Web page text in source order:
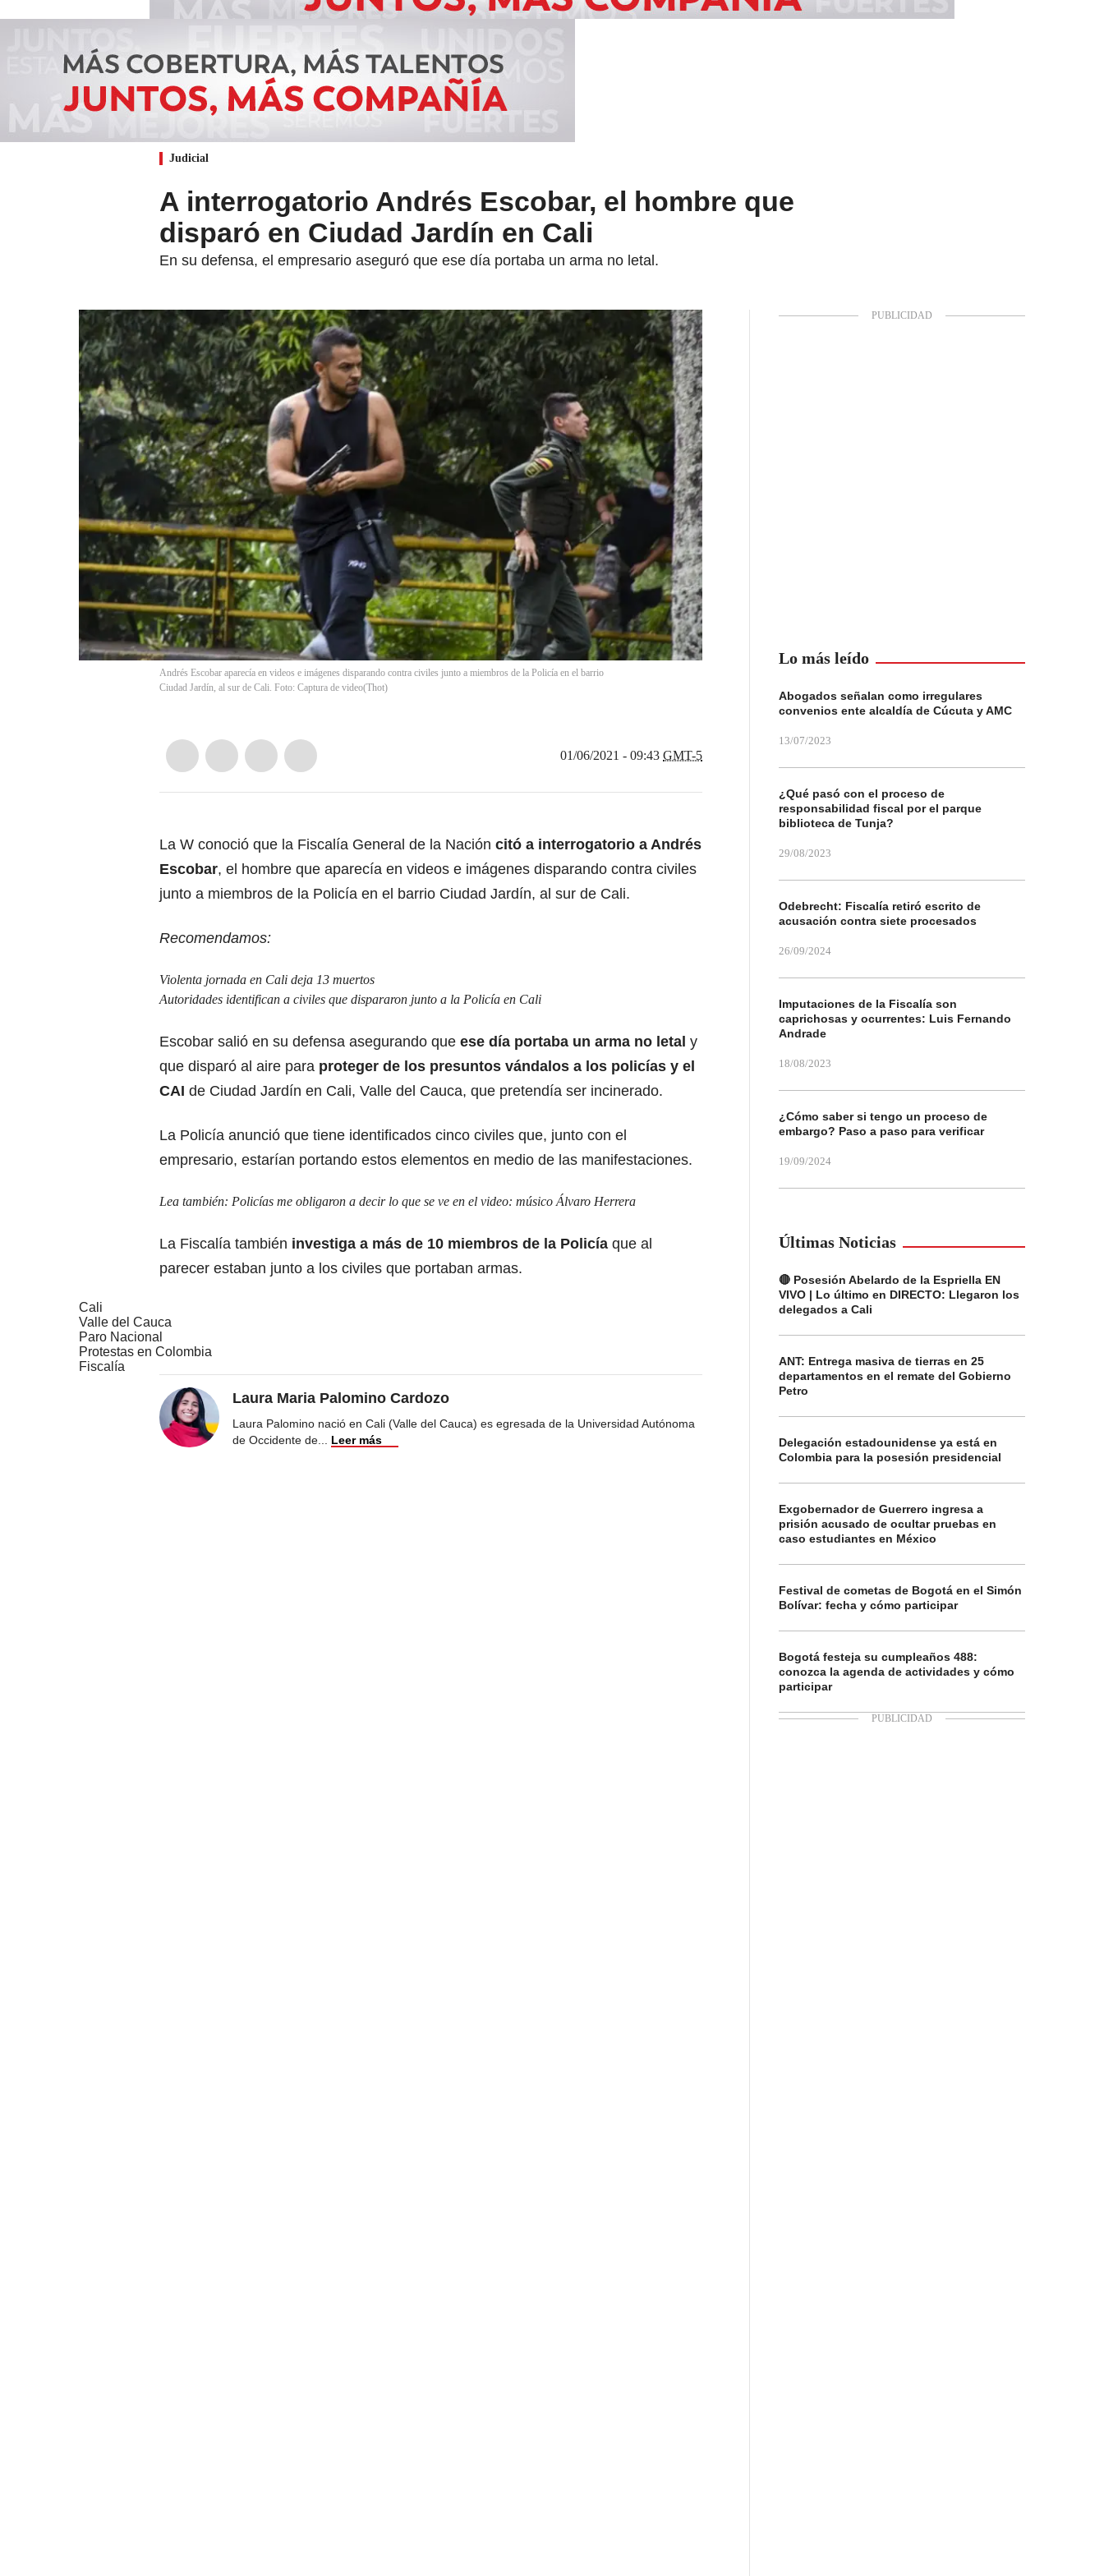
Judicial
A interrogatorio Andrés Escobar, el hombre que
disparó en Ciudad Jardín en Cali
En su defensa, el empresario aseguró que ese día portaba un arma no letal.
Andrés Escobar aparecía en videos e imágenes disparando contra civiles junto a miembros de la Policía en el barrio
Ciudad Jardín, al sur de Cali. Foto: Captura de video(Thot)
01/06/2021 - 09:43 GMT-5
La W conoció que la Fiscalía General de la Nación citó a interrogatorio a Andrés
Escobar, el hombre que aparecía en videos e imágenes disparando contra civiles
junto a miembros de la Policía en el barrio Ciudad Jardín, al sur de Cali.
Recomendamos:
Violenta jornada en Cali deja 13 muertos
Autoridades identifican a civiles que dispararon junto a la Policía en Cali
Escobar salió en su defensa asegurando que ese día portaba un arma no letal y
que disparó al aire para proteger de los presuntos vándalos a los policías y el
CAI de Ciudad Jardín en Cali, Valle del Cauca, que pretendía ser incinerado.
La Policía anunció que tiene identificados cinco civiles que, junto con el
empresario, estarían portando estos elementos en medio de las manifestaciones.
Lea también: Policías me obligaron a decir lo que se ve en el video: músico Álvaro Herrera
La Fiscalía también investiga a más de 10 miembros de la Policía que al
parecer estaban junto a los civiles que portaban armas.
Cali
Valle del Cauca
Paro Nacional
Protestas en Colombia
Fiscalía
Laura Maria Palomino Cardozo
Laura Palomino nació en Cali (Valle del Cauca) es egresada de la Universidad Autónoma
de Occidente de
Leer más
Lo más leído
Abogados señalan como irregulares
convenios ente alcaldía de Cúcuta y AMC
13/07/2023
¿Qué pasó con el proceso de
responsabilidad fiscal por el parque
biblioteca de Tunja?
29/08/2023
Odebrecht: Fiscalía retiró escrito de
acusación contra siete procesados
26/09/2024
Imputaciones de la Fiscalía son
caprichosas y ocurrentes: Luis Fernando
Andrade
18/08/2023
¿Cómo saber si tengo un proceso de
embargo? Paso a paso para verificar
19/09/2024
Últimas Noticias
🔴 Posesión Abelardo de la Espriella EN
VIVO | Lo último en DIRECTO: Llegaron los
delegados a Cali
ANT: Entrega masiva de tierras en 25
departamentos en el remate del Gobierno
Petro
Delegación estadounidense ya está en
Colombia para la posesión presidencial
Exgobernador de Guerrero ingresa a
prisión acusado de ocultar pruebas en
caso estudiantes en México
Festival de cometas de Bogotá en el Simón
Bolívar: fecha y cómo participar
Bogotá festeja su cumpleaños 488:
conozca la agenda de actividades y cómo
participar